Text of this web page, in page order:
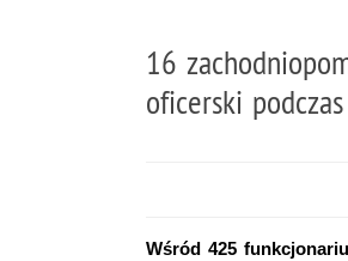
16
oficerski
Wśród 425